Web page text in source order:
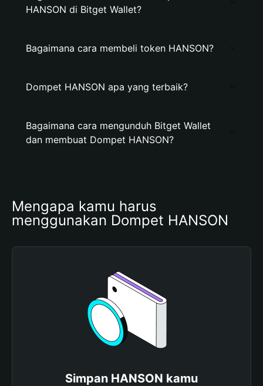
HANSON di Bitget Wallet?
Bagaimana cara membeli token HANSON?
Dompet HANSON apa yang terbaik?
Bagaimana cara mengunduh Bitget Wallet
dan membuat Dompet HANSON?
Mengapa kamu harus
menggunakan Dompet HANSON
Simpan HANSON kamu